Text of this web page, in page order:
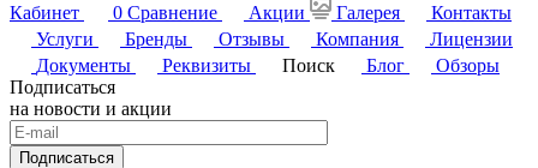
Кабинет
0 Сравнение Акции Галерея
Контакты
Услуги
Бренды Отзывы Компания
Лицензии
Документы
Реквизиты Поиск Блог
Обзоры
Подписаться
на новости и акции
Подписаться